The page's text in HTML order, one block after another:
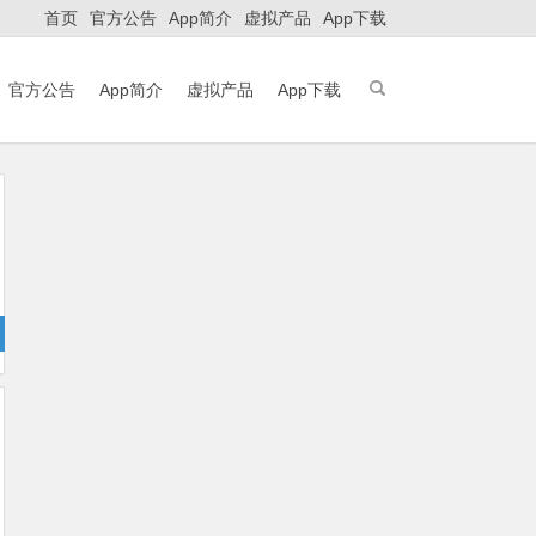
首页 官方公告 App简介 虚拟产品 App下载
官方公告 App简介 虚拟产品 App下载